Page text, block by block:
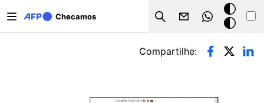
Checamos
Search
Modo
escuro
Abas primárias
Compartilhe: